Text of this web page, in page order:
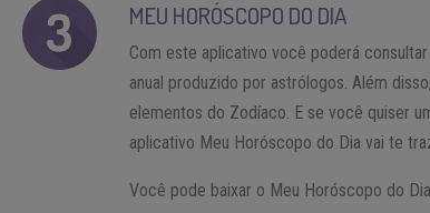
MEU HORÓSCOPO DO DIA
Com este aplicativo você poderá
anual produzido por astrólogos. Além
elementos do Zodíaco. E se você quiser
aplicativo Meu Horóscopo do Dia vai te
Você pode baixar o Meu Horóscopo do